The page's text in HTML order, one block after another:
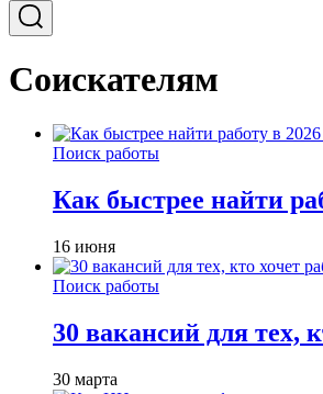
Соискателям
Поиск работы
Как быстрее найти
16 июня
Поиск работы
30 вакансий для тех,
30 марта